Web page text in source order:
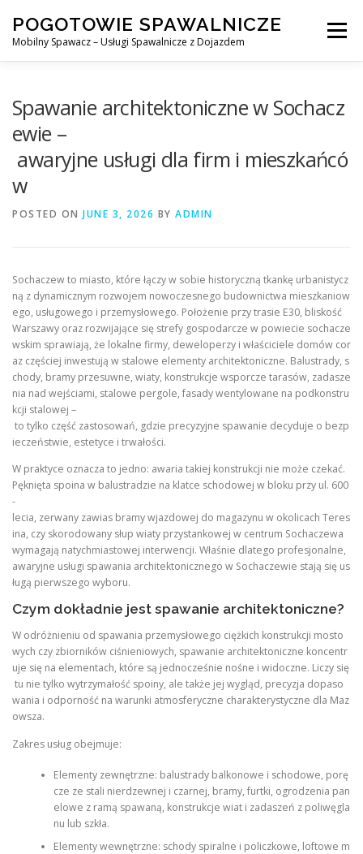
content
POGOTOWIE SPAWALNICZE
Mobilny Spawacz – Usługi Spawalnicze z Dojazdem
Menu
SPAWANIE MIG/MAG (GMAW) NASZE USŁUGI
KONTAKT
Spawanie architektoniczne w Sochacz
ewie –
awaryjne usługi dla firm i mieszkańcó
w
POSTED ON JUNE 3, 2026 BY ADMIN
Sochaczew to miasto, które łączy w sobie historyczną tkankę urbanistycz
ną z dynamicznym rozwojem nowoczesnego budownictwa mieszkaniow
ego, usługowego i przemysłowego. Położenie przy trasie E30, bliskość
Warszawy oraz rozwijające się strefy gospodarcze w powiecie sochacze
wskim sprawiają, że lokalne firmy, deweloperzy i właściciele domów cor
az częściej inwestują w stalowe elementy architektoniczne. Balustrady, s
chody, bramy przesuwne, wiaty, konstrukcje wsporcze tarasów, zadasze
nia nad wejściami, stalowe pergole, fasady wentylowane na podkonstru
kcji stalowej –
to tylko część zastosowań, gdzie precyzyjne spawanie decyduje o bezp
ieczeństwie, estetyce i trwałości.
W praktyce oznacza to jedno: awaria takiej konstrukcji nie może czekać.
Pęknięta spoina w balustradzie na klatce schodowej w bloku przy ul. 600
-
lecia, zerwany zawias bramy wjazdowej do magazynu w okolicach Teres
ina, czy skorodowany słup wiaty przystankowej w centrum Sochaczewa
wymagają natychmiastowej interwencji. Właśnie dlatego profesjonalne,
awaryjne usługi spawania architektonicznego w Sochaczewie stają się us
ługą pierwszego wyboru.
Czym dokładnie jest spawanie architektoniczne?
W odróżnieniu od spawania przemysłowego ciężkich konstrukcji mosto
wych czy zbiorników ciśnieniowych, spawanie architektoniczne koncentr
uje się na elementach, które są jednocześnie nośne i widoczne. Liczy się
tu nie tylko wytrzymałość spoiny, ale także jej wygląd, precyzja dopaso
wania i odporność na warunki atmosferyczne charakterystyczne dla Maz
owsza.
Zakres usług obejmuje:
Elementy zewnętrzne: balustrady balkonowe i schodowe, porę
cze ze stali nierdzewnej i czarnej, bramy, furtki, ogrodzenia pan
elowe z ramą spawaną, konstrukcje wiat i zadaszeń z poliwęgla
nu lub szkła.
Elementy wewnętrzne: schody spiralne i policzkowe, loftowe m